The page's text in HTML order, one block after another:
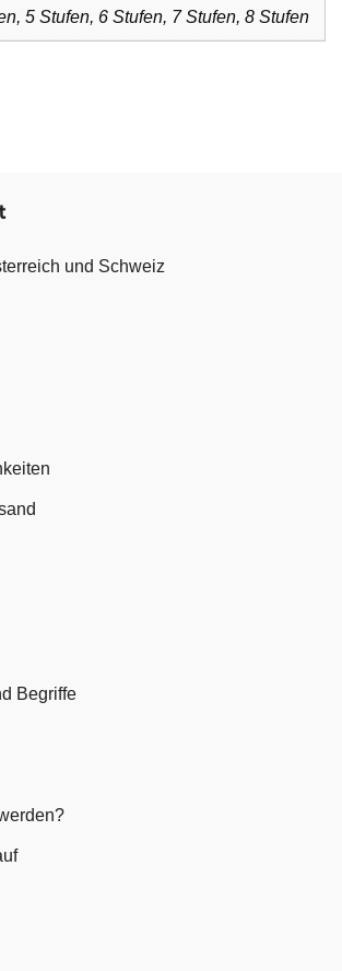
5 Stufen, 6 Stufen, 7 Stufen, 8 Stufen
und Schweiz
Begriffe